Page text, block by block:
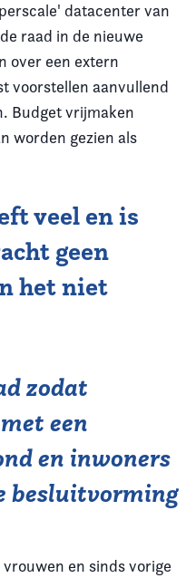
datacenter van
raad in de nieuwe
over een extern
voorstellen aanvullend
Budget vrijmaken
worden gezien als
veel en is
geen
het niet
zodat
een
en inwoners
besluitvorming
en sinds vorige